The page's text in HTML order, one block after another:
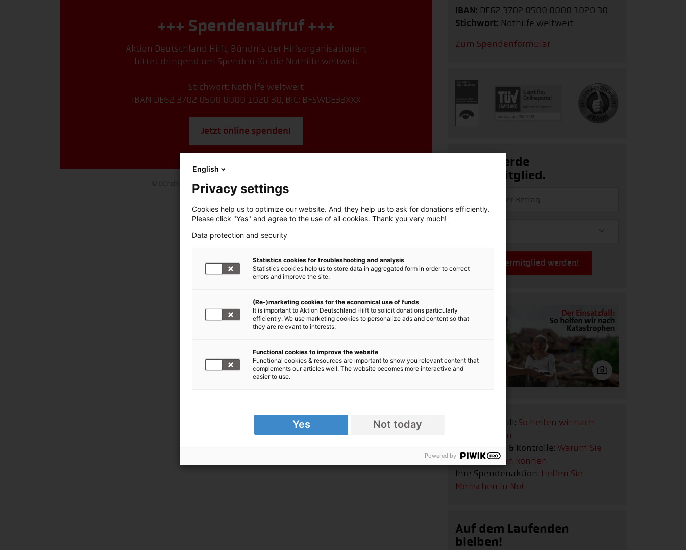
+++ Spendenaufruf +++
Aktion Deutschland Hilft, Bündnis der Hilfsorganisationen,
bittet dringend um Spenden für die Nothilfe weltweit
Stichwort: Nothilfe weltweit
IBAN DE62 3702 0500 0000 1020 30, BIC: BFSWDE33XXX
Jetzt online spenden!
© Bündnis deutscher Hilfsorganisationen: Spenden & helfen
IBAN: DE62 3702 0500 0000 1020 30
Stichwort: Nothilfe weltweit
Zum Spendenformular
Ja, ich werde
Fördermitglied.
Jetzt Fördermitglied werden!
Der Einsatzfall: So helfen wir nach
Katastrophen
Transparenz & Kontrolle: Warum Sie
uns vertrauen können
Ihre Spendenaktion: Helfen Sie
Menschen in Not
Auf dem Laufenden
bleiben!
English
Privacy settings
Cookies help us to optimize our website. And they help us to ask for donations efficiently.
Please click "Yes" and agree to the use of all cookies. Thank you very much!
Data protection and security
Statistics cookies for troubleshooting and analysis
Statistics cookies help us to store data in aggregated form in order to correct
errors and improve the site.
(Re-)marketing cookies for the economical use of funds
It is important to Aktion Deutschland Hilft to solicit donations particularly
efficiently. We use marketing cookies to personalize ads and content so that
they are relevant to interests.
Functional cookies to improve the website
Functional cookies & resources are important to show you relevant content that
complements our articles well. The website becomes more interactive and
easier to use.
Yes Not today
Powered by